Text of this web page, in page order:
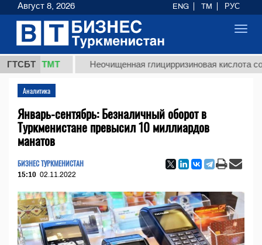
ГТСБТ
ТМТ Неочищенная глицирризиновая кислота
Аналитика
Январь-сентябрь: Безналичный оборот в
Туркменистане превысил 10 миллиардов
манатов
БИЗНЕС ТУРКМЕНИСТАН
15:10 02.11.2022
Август 8, 2026 ENG TM РУС